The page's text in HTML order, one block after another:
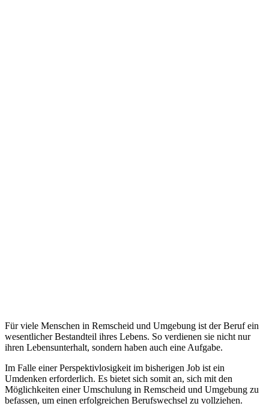
Für viele Menschen in Remscheid und Umgebung ist der Beruf ein
wesentlicher Bestandteil ihres Lebens. So verdienen sie nicht nur
ihren Lebensunterhalt, sondern haben auch eine Aufgabe.
Im Falle einer Perspektivlosigkeit im bisherigen Job ist ein
Umdenken erforderlich. Es bietet sich somit an, sich mit den
Möglichkeiten einer Umschulung in Remscheid und Umgebung zu
befassen, um einen erfolgreichen Berufswechsel zu vollziehen.